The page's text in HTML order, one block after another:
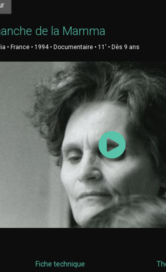
de la Mamma
• France • 1994 • Documentaire • 11' • Dès 9 ans
Lancer la
Fiche technique